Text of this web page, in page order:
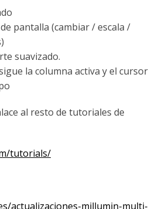
pantalla (cambiar / escala /
suavizado.
la columna activa y el cursor
al resto de tutoriales de
tutorials/
actualizaciones-millumin-multi-